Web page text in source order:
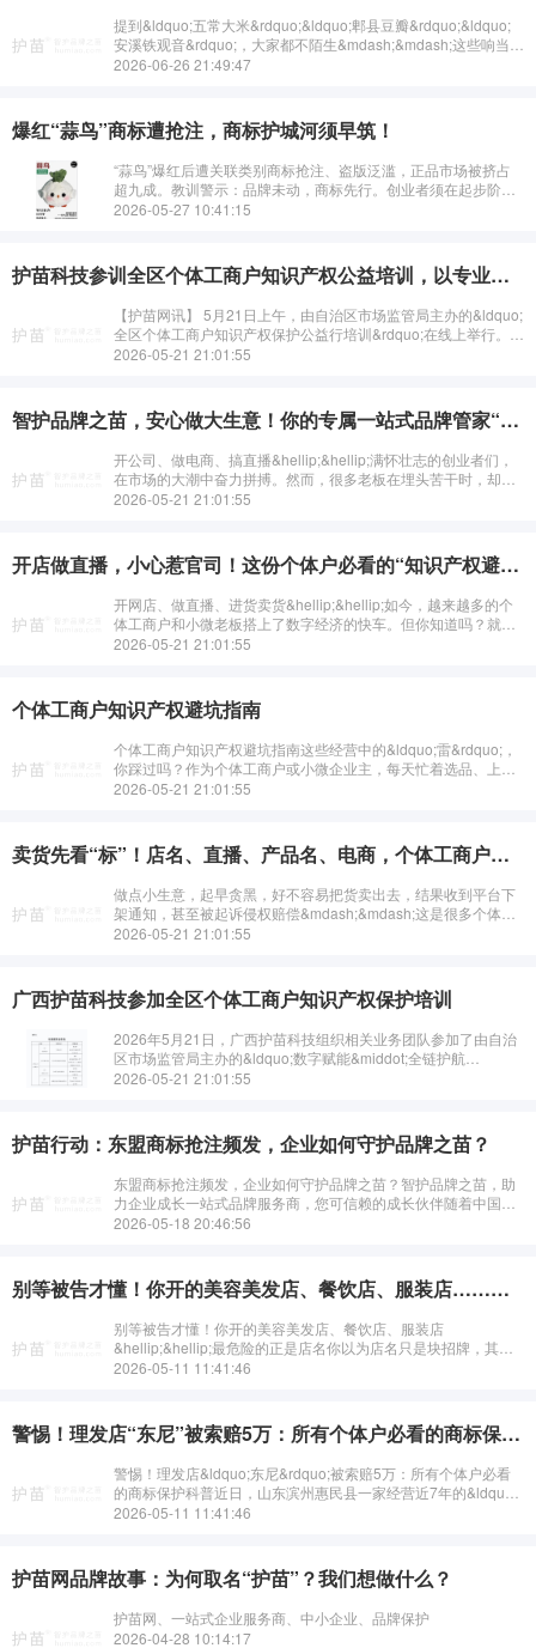
提到&ldquo;五常大米&rdquo;&ldquo;郫县豆瓣&rdquo;&ldquo;
安溪铁观音&rdquo;，大家都不陌生&mdash;&mdash;这些响当当
的名字，背后都有一个共同的身份：地···
2026-06-26 21:49:47
爆红“蒜鸟”商标遭抢注，商标护城河须早筑！
“蒜鸟”爆红后遭关联类别商标抢注、盗版泛滥，正品市场被挤占
超九成。教训警示：品牌未动，商标先行。创业者须在起步阶段
筑牢“核心+关联+防御”的商标护城河，莫等爆红才补救，否则心
2026-05-27 10:41:15
护苗科技参训全区个体工商户知识产权公益培训，以专业服务助力企业合规经营
【护苗网讯】 5月21日上午，由自治区市场监管局主办的&ldquo;
全区个体工商户知识产权保护公益行培训&rdquo;在线上举行。广
西护苗科技发展有限公司（护苗&reg;）组织专业团队全程参与了
2026-05-21 21:01:55
智护品牌之苗，安心做大生意！你的专属一站式品牌管家“护苗®”来了
开公司、做电商、搞直播&hellip;&hellip;满怀壮志的创业者们，
在市场的大潮中奋力拼搏。然而，很多老板在埋头苦干时，却常
常遭遇&ldquo;成长的烦恼&rdquo;：招牌刚打响，商标被人抢···
2026-05-21 21:01:55
开店做直播，小心惹官司！这份个体户必看的“知识产权避坑与赚钱指南”请查收
开网店、做直播、进货卖货&hellip;&hellip;如今，越来越多的个
体工商户和小微老板搭上了数字经济的快车。但你知道吗？就在
你努力&ldquo;搞钱&rdquo;的路上，可能一不小心就踩中了知识
2026-05-21 21:01:55
个体工商户知识产权避坑指南
个体工商户知识产权避坑指南这些经营中的&ldquo;雷&rdquo;，
你踩过吗？作为个体工商户或小微企业主，每天忙着选品、上
架、直播、发货，有没有想过：一张图片、一个标题、一款包
2026-05-21 21:01:55
卖货先看“标”！店名、直播、产品名、电商，个体工商户最易踩的4个坑
做点小生意，起早贪黑，好不容易把货卖出去，结果收到平台下
架通知，甚至被起诉侵权赔偿&mdash;&mdash;这是很多个体工
商户最怕遇到的事。知识产权听起来&ldquo;高大上&rdquo;，但
2026-05-21 21:01:55
广西护苗科技参加全区个体工商户知识产权保护培训
2026年5月21日，广西护苗科技组织相关业务团队参加了由自治
区市场监管局主办的&ldquo;数字赋能&middot;全链护航
&mdash;&mdash;个体工商户知识产权保护公益性培训&rdquo;···
2026-05-21 21:01:55
护苗行动：东盟商标抢注频发，企业如何守护品牌之苗？
东盟商标抢注频发，企业如何守护品牌之苗？智护品牌之苗，助
力企业成长一站式品牌服务商，您可信赖的成长伙伴随着中国企
业加速&ldquo;出海&rdquo;，东南亚市场成为品牌布局的重要阵
2026-05-18 20:46:56
别等被告才懂！你开的美容美发店、餐饮店、服装店……最危险的正是店名
别等被告才懂！你开的美容美发店、餐饮店、服装店
&hellip;&hellip;最危险的正是店名你以为店名只是块招牌，其实
它是一颗你亲手埋下的雷&mdash;&mdash;直到山东&ldquo;东尼
2026-05-11 11:41:46
警惕！理发店“东尼”被索赔5万：所有个体户必看的商标保护科普
警惕！理发店&ldquo;东尼&rdquo;被索赔5万：所有个体户必看
的商标保护科普近日，山东滨州惠民县一家经营近7年的&ldquo;
东尼理发&rdquo;小店，突然收到法院传票&mdash;&md···
2026-05-11 11:41:46
护苗网品牌故事：为何取名“护苗”？我们想做什么？
护苗网、一站式企业服务商、中小企业、品牌保护
2026-04-28 10:14:17